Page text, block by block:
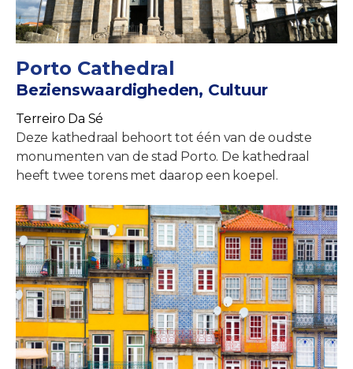
Porto Cathedral
Bezienswaardigheden, Cultuur
Terreiro Da Sé
Deze kathedraal behoort tot één van de oudste
monumenten van de stad Porto. De kathedraal
heeft twee torens met daarop een koepel.